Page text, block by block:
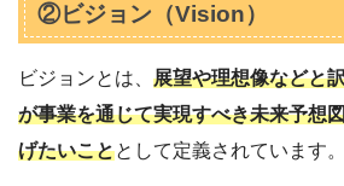
②ビジョン（Vision）
ビジョンとは、 展望や理想像などと
が事業を通じて実現すべき未来予想
げたいこととして定義されています。